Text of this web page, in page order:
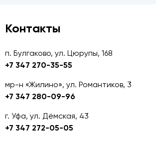
Контакты
п. Булгаково, ул. Цюрупы, 168
+7 347 270-35-55
мр-н «Жилино», ул. Романтиков, 3
+7 347 280-09-96
г. Уфа, ул. Дёмская, 43
+7 347 272-05-05